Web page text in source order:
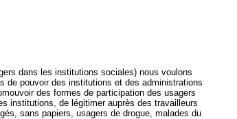
dans les institutions sociales) nous voulons
de pouvoir des institutions et des administrations
des formes de participation des usagers
institutions, de légitimer auprès des travailleurs
sans papiers, usagers de drogue, malades du